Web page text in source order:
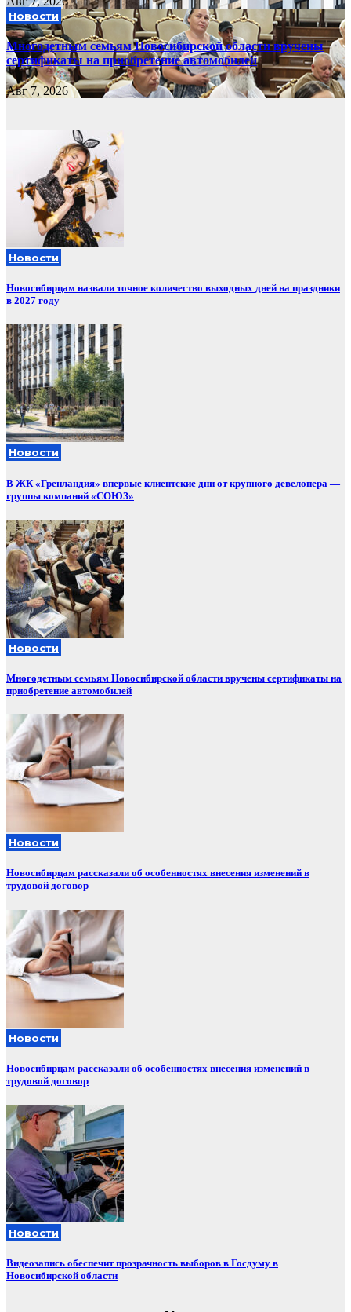
Новости
Многодетным семьям Новосибирской области вручены
сертификаты на приобретение автомобилей
Авг 7, 2026
Новости
Новосибирцам назвали точное количество выходных дней на праздники
в 2027 году
Новости
В ЖК «Гренландия» впервые клиентские дни от крупного девелопера —
группы компаний «СОЮЗ»
Новости
Многодетным семьям Новосибирской области вручены сертификаты на
приобретение автомобилей
Новости
Новосибирцам рассказали об особенностях внесения изменений в
трудовой договор
Новости
Новосибирцам рассказали об особенностях внесения изменений в
трудовой договор
Новости
Видеозапись обеспечит прозрачность выборов в Госдуму в
Новосибирской области